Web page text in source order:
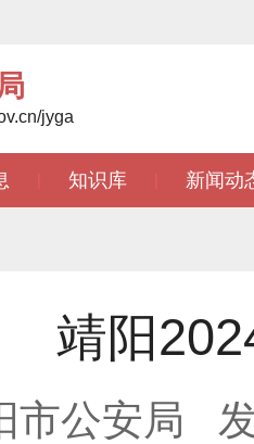
jyga
知识库 新闻动
靖阳
市公安局